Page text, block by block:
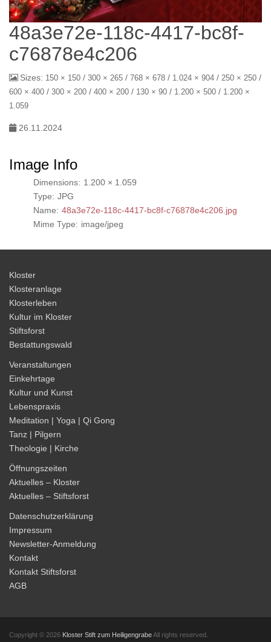
48a3e72e-118c-4417-bc8f-
c76878e4c206
Sizes: 150 × 150 / 300 × 265 / 768 × 678 / 1.024 × 904 / 250 × 250 /
600 × 400 / 300 × 200 / 400 × 200 / 130 × 90 / 1.200 × 500 / 1.200 ×
1.059
26.11.2024
Image Info
Dimensions: 1.200 × 1.059
Type: JPG
Name: 48a3e72e-118c-4417-bc8f-c76878e4c206.jpg
Mime Type: image/jpeg
Kloster
Klosteranlage
Klosterleben
Kultur im Kloster
Stiftsforst
Bestattungswald
Veranstaltungen
Einkehrtage
Kultur und Kunst
Lebenspraxis
Meditation | Yoga | Qi Gong
Tanz | Pilgern
Theologie | Kirche
Öffnungszeiten
Aktuelles – Kloster
Aktuelles – Stiftsforst
Datenschutzerklärung
Impressum
Newsletter-Anmeldung
Kontakt
Kontakt Stiftsforst
AGB
Copyright © 2026 Kloster Stift zum HeiligengrabeAll rights reserved.